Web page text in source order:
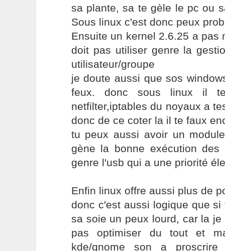
sa plante, sa te gèle le pc ou
Sous linux c'est donc peux
Ensuite un kernel 2.6.25 a pas
doit pas utiliser genre la
utilisateur/groupe
je doute aussi que sos
feux. donc sous linux il te
netfilter,iptables du noyaux a
donc de ce coter la il te faux
tu peux aussi avoir un
gène la bonne exécution des
genre l'usb qui a une priorité
Enfin linux offre aussi plus de
donc c'est aussi logique que
sa soie un peux lourd, car la
pas optimiser du tout et
kde/gnome son a